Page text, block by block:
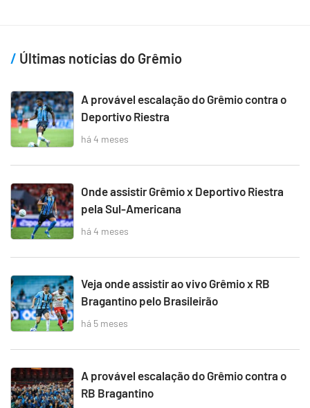
Últimas notícias do Grêmio
A provável escalação do Grêmio contra o
Deportivo Riestra
há 4 meses
Onde assistir Grêmio x Deportivo Riestra
pela Sul-Americana
há 4 meses
Veja onde assistir ao vivo Grêmio x RB
Bragantino pelo Brasileirão
há 5 meses
A provável escalação do Grêmio contra o
RB Bragantino